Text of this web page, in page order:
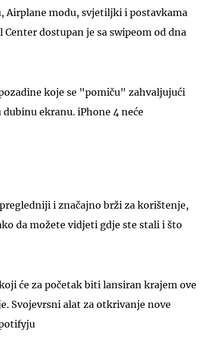
Airplane modu, svjetiljki i postavkama
dostupan je sa swipeom od dna
koje se "pomiču" zahvaljujući
ekranu. iPhone 4 neće
i značajno brži za korištenje,
da možete vidjeti gdje ste stali i što
će za početak biti lansiran krajem ove
Svojevrsni alat za otkrivanje nove